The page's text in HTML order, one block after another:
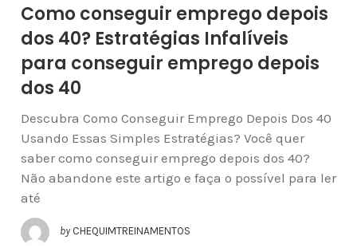
Como conseguir emprego depois
dos 40? Estratégias Infalíveis
para conseguir emprego depois
dos 40
Descubra Como Conseguir Emprego Depois Dos 40
Usando Essas Simples Estratégias? Você quer
saber como conseguir emprego depois dos 40?
Não abandone este artigo e faça o possível para ler
até
by CHEQUIMTREINAMENTOS